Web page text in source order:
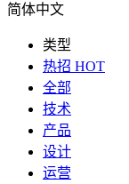
简体中文
类型
热招 HOT
全部
技术
产品
设计
运营